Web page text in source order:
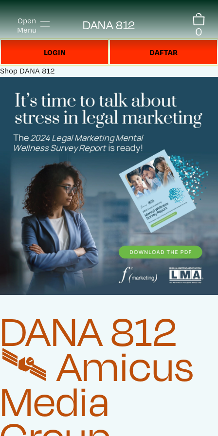
Open
Menu
DANA 812 0
LOGIN DAFTAR
Shop DANA 812
DANA 812
🛰️‍ Amicus
Media